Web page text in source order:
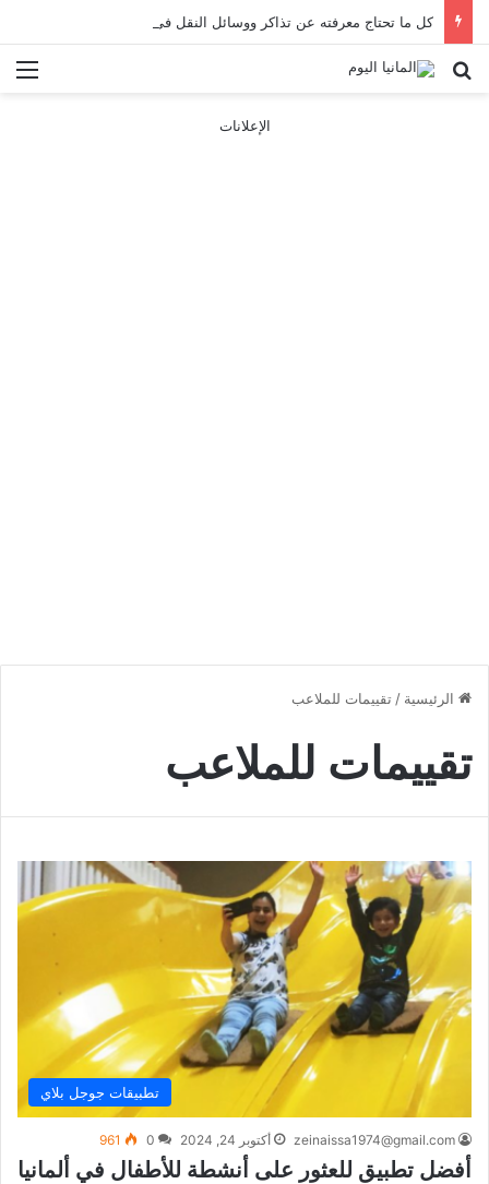
كل ما تحتاج معرفته عن تذاكر ووسائل النقل في باريس 2025
بحث عن
الإعلانات
الرئيسية / تقييمات للملاعب
تقييمات للملاعب
تطبيقات جوجل بلاي
zeinaissa1974@gmail.com أكتوبر 24, 2024 0
961
أفضل تطبيق للعثور على أنشطة للأطفال في ألمانيا